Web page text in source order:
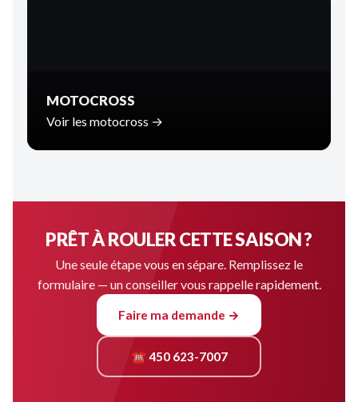
MOTOCROSS
Voir les motocross →
PRÊT À ROULER CETTE SAISON ?
Une seule étape vous en sépare. Remplissez le
formulaire — un conseiller vous rappelle rapidement.
Faire ma demande →
☎ 450 623-7007